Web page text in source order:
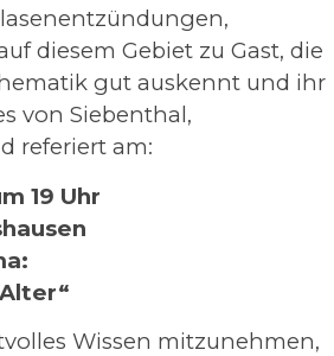
diesem Gebiet zu Gast, die
gut auskennt und ihr
von Siebenthal,
referiert am:
19 Uhr
Wissen mitzunehmen,